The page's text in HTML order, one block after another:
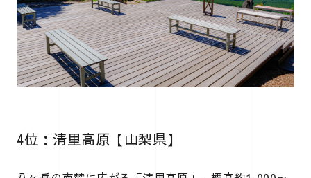
4位：清里高原【山梨県】